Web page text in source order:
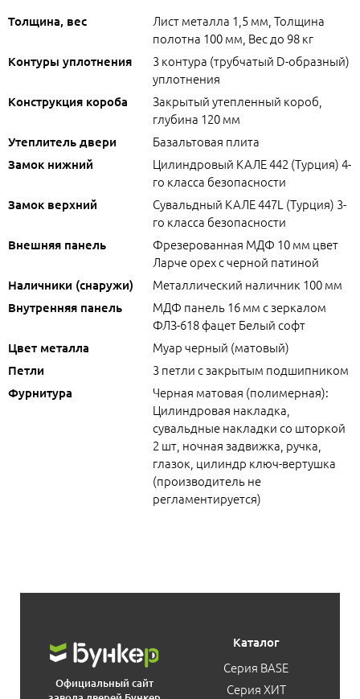
Толщина, вес
Лист металла 1,5 мм, Толщина
полотна 100 мм, Вес до 98 кг
Контуры уплотнения
3 контура (трубчатый D-образный)
уплотнения
Конструкция короба
Закрытый утепленный короб,
глубина 120 мм
Утеплитель двери Базальтовая плита
Замок нижний
Цилиндровый КАЛЕ 442 (Турция) 4-
го класса безопасности
Замок верхний
Сувальдный КАЛЕ 447L (Турция) 3-
го класса безопасности
Внешняя панель
Фрезерованная МДФ 10 мм цвет
Ларче орех с черной патиной
Наличники (снаружи) Металлический наличник 100 мм
Внутренняя панель
МДФ панель 16 мм с зеркалом
ФЛЗ-618 фацет Белый софт
Цвет металла Муар черный (матовый)
Петли 3 петли с закрытым подшипником
Фурнитура
Черная матовая (полимерная):
Цилиндровая накладка,
сувальдные накладки со шторкой
2 шт, ночная задвижка, ручка,
глазок, цилиндр ключ-вертушка
(производитель не
регламентируется)
Официальный сайт
Каталог
Серия BASE
Серия ХИТ